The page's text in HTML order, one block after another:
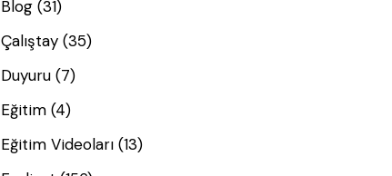
Blog (31)
Çalıştay (35)
Duyuru (7)
Eğitim (4)
Eğitim Videoları (13)